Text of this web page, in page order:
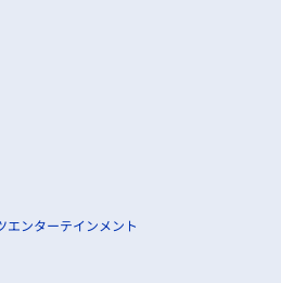
エンターテインメント